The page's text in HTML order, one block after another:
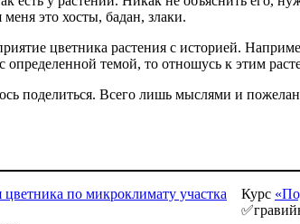
это хосты, бадан, злаки.
цветника растения с историей.
определенной темой, то отношусь к этим
поделиться. Всего лишь мыслями и
Курс